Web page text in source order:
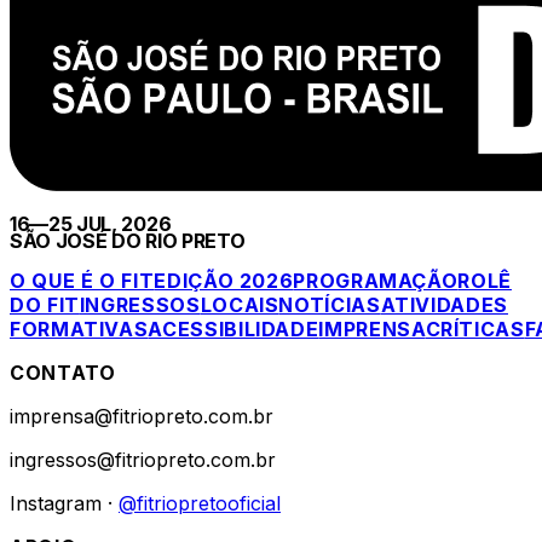
16—25 JUL, 2026
SÃO JOSÉ DO RIO PRETO
O QUE É O FITEDIÇÃO 2026PROGRAMAÇÃOROLÊ
DO FITINGRESSOSLOCAISNOTÍCIASATIVIDADES
FORMATIVASACESSIBILIDADEIMPRENSACRÍTICAS
CONTATO
imprensa@fitriopreto.com.br
ingressos@fitriopreto.com.br
Instagram · @fitriopretooficial